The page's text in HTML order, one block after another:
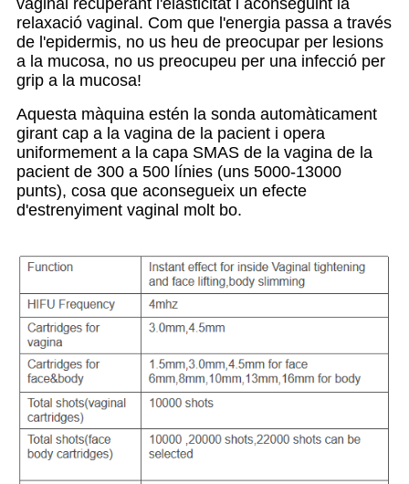
vaginal recuperant l'elasticitat i aconseguint la
relaxació vaginal. Com que l'energia passa a través
de l'epidermis, no us heu de preocupar per lesions
a la mucosa, no us preocupeu per una infecció per
grip a la mucosa!
Aquesta màquina estén la sonda automàticament
girant cap a la vagina de la pacient i opera
uniformement a la capa SMAS de la vagina de la
pacient de 300 a 500 línies (uns 5000-13000
punts), cosa que aconsegueix un efecte
d'estrenyiment vaginal molt bo.